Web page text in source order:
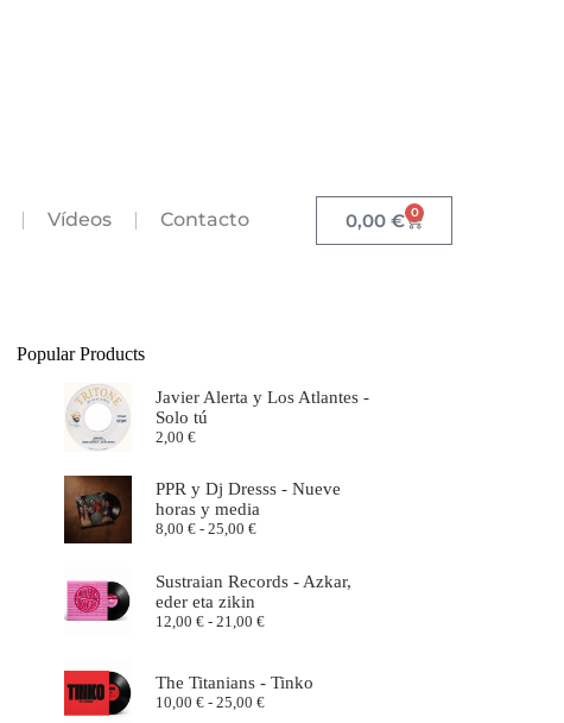
Vídeos Contacto 0,00€ 0
Popular Products
Javier Alerta y Los Atlantes -
Solo tú
2,00€
PPR y Dj Dresss - Nueve
horas y media
8,00€ - 25,00€
Sustraian Records - Azkar,
eder eta zikin
12,00€ - 21,00€
The Titanians - Tinko
10,00€ - 25,00€